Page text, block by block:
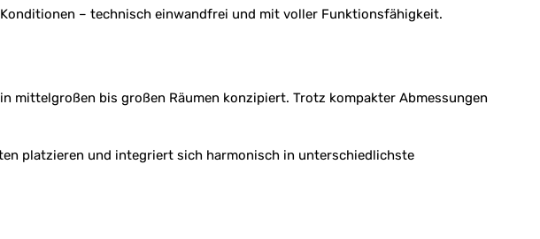
– technisch einwandfrei und mit voller Funktionsfähigkeit.
mittelgroßen bis großen Räumen konzipiert. Trotz kompakter Abmessungen
platzieren und integriert sich harmonisch in unterschiedlichste